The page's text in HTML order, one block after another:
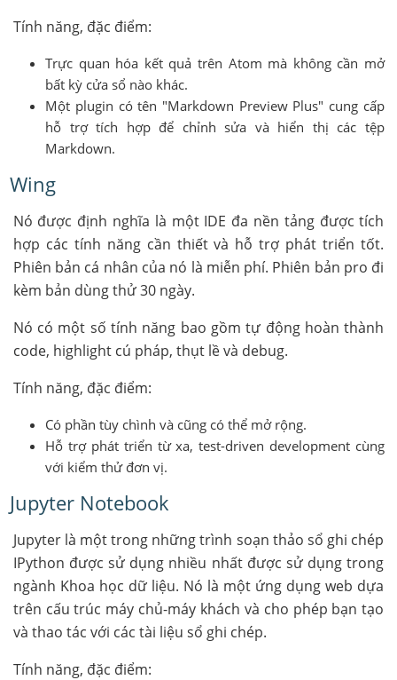
Tính năng, đặc điểm:
Trực quan hóa kết quả trên Atom mà không cần mở
bất kỳ cửa sổ nào khác.
Một plugin có tên "Markdown Preview Plus" cung cấp
hỗ trợ tích hợp để chỉnh sửa và hiển thị các tệp
Markdown.
Wing
Nó được định nghĩa là một IDE đa nền tảng được tích
hợp các tính năng cần thiết và hỗ trợ phát triển tốt.
Phiên bản cá nhân của nó là miễn phí. Phiên bản pro đi
kèm bản dùng thử 30 ngày.
Nó có một số tính năng bao gồm tự động hoàn thành
code, highlight cú pháp, thụt lề và debug.
Tính năng, đặc điểm:
Có phần tùy chình và cũng có thể mở rộng.
Hỗ trợ phát triển từ xa, test-driven development cùng
với kiểm thử đơn vị.
Jupyter Notebook
Jupyter là một trong những trình soạn thảo sổ ghi chép
IPython được sử dụng nhiều nhất được sử dụng trong
ngành Khoa học dữ liệu. Nó là một ứng dụng web dựa
trên cấu trúc máy chủ-máy khách và cho phép bạn tạo
và thao tác với các tài liệu sổ ghi chép.
Tính năng, đặc điểm: